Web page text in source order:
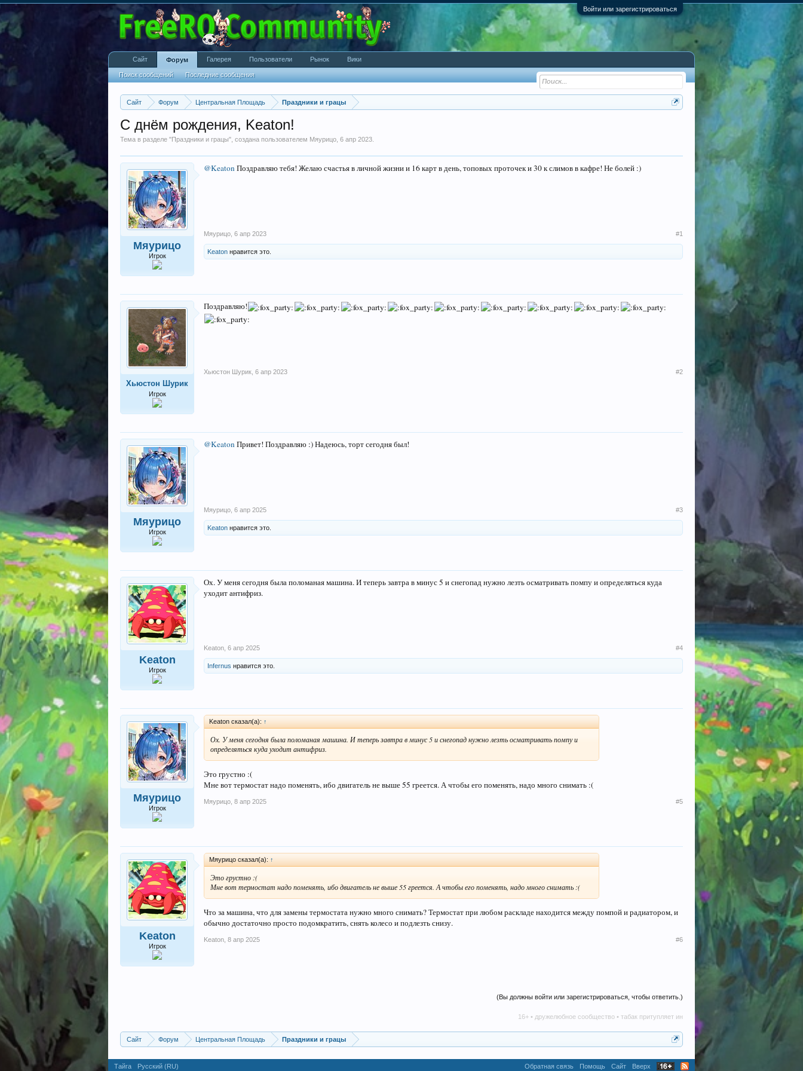
Войти или зарегистрироваться
Сайт Форум Центральная Площадь Праздники и грацы
С днём рождения, Keaton!
Тема в разделе "Праздники и грацы", создана пользователем Мяурицо 6 апр 2023
Мяурицо
Игрок
@KeatonПоздравляю тебя! Желаю счастья в личной жизни и 16 карт в день, топовых проточек и 30 к слимов в кафре! Не болей :)
Мяурицо 6 апр 2023 #1
Keaton нравится это.
Хьюстон Шурик
Игрок
Поздравляю!
Хьюстон Шурик 6 апр 2023 #2
Мяурицо
Игрок
@KeatonПривет! Поздравляю :) Надеюсь, торт сегодня был!
Мяурицо 6 апр 2025 #3
Keaton нравится это.
Keaton
Игрок
Ох. У меня сегодня была поломаная машина. И теперь завтра в минус 5 и снегопад нужно лезть осматривать помпу и определяться куда
уходит антифриз.
Keaton 6 апр 2025 #4
Infernus нравится это.
Мяурицо
Игрок
Keaton сказал(а): ↑
Ох. У меня сегодня была поломаная машина. И теперь завтра в минус 5 и снегопад нужно лезть осматривать помпу и
определяться куда уходит антифриз.
Это грустно :(
Мне вот термостат надо поменять, ибо двигатель не выше 55 греется. А чтобы его поменять, надо много снимать :(
Мяурицо 8 апр 2025 #5
Keaton
Игрок
Мяурицо сказал(а): ↑
Это грустно :(
Мне вот термостат надо поменять, ибо двигатель не выше 55 греется. А чтобы его поменять, надо много снимать :(
Что за машина, что для замены термостата нужно много снимать? Термостат при любом раскладе находится между помпой и радиатором, и
обычно достаточно просто подомкратить, снять колесо и подлезть снизу.
Keaton 8 апр 2025 #6
(Вы должны войти или зарегистрироваться, чтобы ответить.)
16+ • дружелюбное сообщество • табак притупляет инициативу • алкоголь наносит вред в любом
Сайт Форум Центральная Площадь Праздники и грацы
Сайт Форум
Поиск сообщений Последние сообщения
Галерея Пользователи Рынок Вики
Тайга Русский (RU) Обратная связь Помощь Сайт Вверх